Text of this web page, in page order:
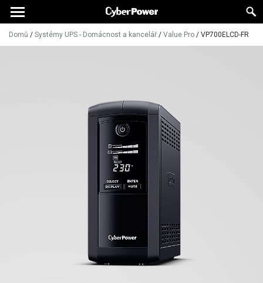
Domů / Systémy UPS - Domácnost a kancelář / Value Pro / VP700ELCD-FR